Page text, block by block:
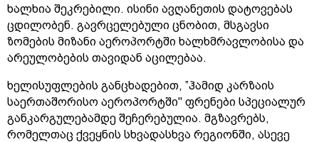
ხალხია შეკრებილი. ისინი ავღანეთის დატოვებას
ცდილობენ. გავრცელებული ცნობით, მსგავსი
ზომების მიზანი აეროპორტში ხალხმრავლობისა და
არეულობების თავიდან აცილებაა.
ხელისუფლების განცხადებით, ”ჰამიდ კარზაის
საერთაშორისო აეროპორტში" ფრენები სპეციალურ
განკარგულებამდე შეჩერებულია. მგზავრებს,
რომელთაც ქვეყნის სხვადასხვა რეგიონში, ასევე